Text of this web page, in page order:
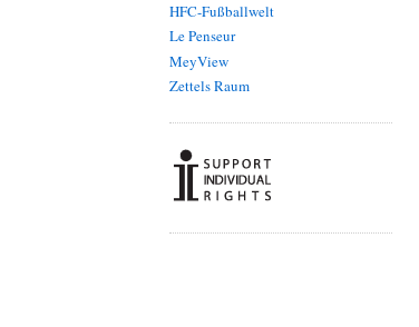
HFC-Fußballwelt
Le Penseur
MeyView
Zettels Raum